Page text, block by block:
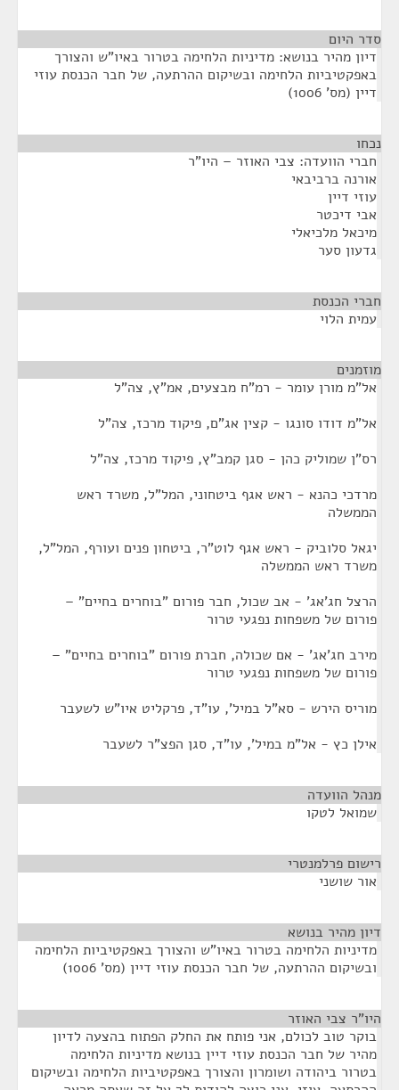
סדר היום
דיון מהיר בנושא: מדיניות הלחימה בטרור באיו"ש והצורך
באפקטיביות הלחימה ובשיקום ההרתעה, של חבר הכנסת עוזי
דיין (מס' 1006)
נכחו
חברי הוועדה: צבי האוזר – היו"ר
אורנה ברביבאי
עוזי דיין
אבי דיכטר
מיכאל מלכיאלי
גדעון סער
חברי הכנסת
עמית הלוי
מוזמנים
אל"מ מורן עומר - רמ"ח מבצעים, אמ"ץ, צה"ל
אל"מ דודו סונגו - קצין אג"ם, פיקוד מרכז, צה"ל
רס"ן שמוליק כהן - סגן קמב"ץ, פיקוד מרכז, צה"ל
מרדכי כהנא - ראש אגף ביטחוני, המל"ל, משרד ראש
הממשלה
יגאל סלוביק - ראש אגף לוט"ר, ביטחון פנים ועורף, המל"ל,
משרד ראש הממשלה
הרצל חג'אג' - אב שכול, חבר פורום "בוחרים בחיים" –
פורום של משפחות נפגעי טרור
מירב חג'אג' - אם שכולה, חברת פורום "בוחרים בחיים" –
פורום של משפחות נפגעי טרור
מוריס הירש - סא"ל במיל', עו"ד, פרקליט איו"ש לשעבר
אילן כץ - אל"מ במיל', עו"ד, סגן הפצ"ר לשעבר
מנהל הוועדה
שמואל לטקו
רישום פרלמנטרי
אור שושני
דיון מהיר בנושא
מדיניות הלחימה בטרור באיו"ש והצורך באפקטיביות הלחימה
ובשיקום ההרתעה, של חבר הכנסת עוזי דיין (מס' 1006)
היו"ר צבי האוזר
בוקר טוב לכולם, אני פותח את החלק הפתוח בהצעה לדיון
מהיר של חבר הכנסת עוזי דיין בנושא מדיניות הלחימה
בטרור ביהודה ושומרון והצורך באפקטיביות הלחימה ובשיקום